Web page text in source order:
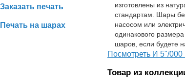
Заказать печать
Печать на шарах
изготовлены из
стандартам. Шары
насосом или
одинакового
шаров, если будете
Посмотреть И 5"/000
Товар из